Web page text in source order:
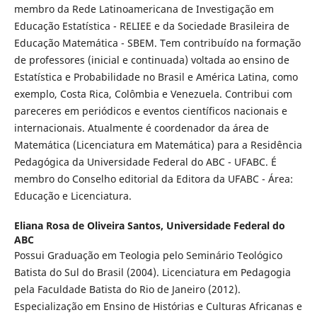
membro da Rede Latinoamericana de Investigação em
Educação Estatística - RELIEE e da Sociedade Brasileira de
Educação Matemática - SBEM. Tem contribuído na formação
de professores (inicial e continuada) voltada ao ensino de
Estatística e Probabilidade no Brasil e América Latina, como
exemplo, Costa Rica, Colômbia e Venezuela. Contribui com
pareceres em periódicos e eventos científicos nacionais e
internacionais. Atualmente é coordenador da área de
Matemática (Licenciatura em Matemática) para a Residência
Pedagógica da Universidade Federal do ABC - UFABC. É
membro do Conselho editorial da Editora da UFABC - Área:
Educação e Licenciatura.
Eliana Rosa de Oliveira Santos, Universidade Federal do
ABC
Possui Graduação em Teologia pelo Seminário Teológico
Batista do Sul do Brasil (2004). Licenciatura em Pedagogia
pela Faculdade Batista do Rio de Janeiro (2012).
Especialização em Ensino de Histórias e Culturas Africanas e